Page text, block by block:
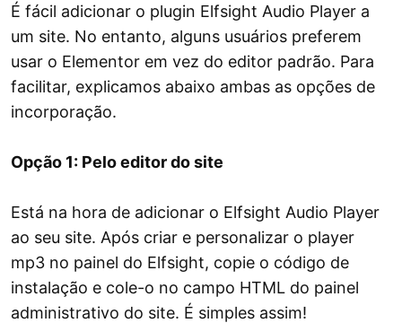
É fácil adicionar o plugin Elfsight Audio Player a
um site. No entanto, alguns usuários preferem
usar o Elementor em vez do editor padrão. Para
facilitar, explicamos abaixo ambas as opções de
incorporação.
Opção 1: Pelo editor do site
Está na hora de adicionar o Elfsight Audio Player
ao seu site. Após criar e personalizar o player
mp3 no painel do Elfsight, copie o código de
instalação e cole-o no campo HTML do painel
administrativo do site. É simples assim!